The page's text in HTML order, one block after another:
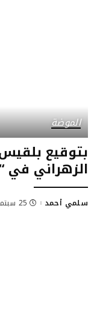
الموضة
بتوقيع
الزهراني في
Posted
سلمي أحمد 25 سبتمبر، 2025